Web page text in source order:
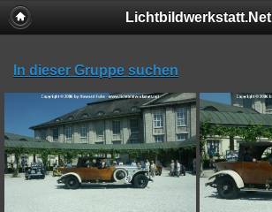
Lichtbildwerkstatt.Net
In dieser Gruppe suchen